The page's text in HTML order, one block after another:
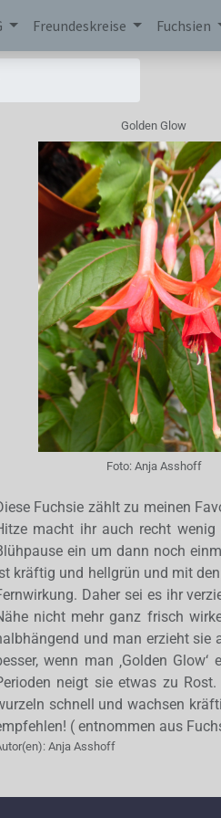
Freundeskreise Fuchsien
Golden Glow
Foto: Anja Asshoff
Fuchsie zählt zu meinen
macht ihr auch recht
ein um dann noch
kräftig und hellgrün und mit
Daher sei es ihr
nicht mehr ganz frisch
und man erzieht sie
wenn man ‚Golden
neigt sie etwas zu
schnell und wachsen
( entnommen aus
Anja Asshoff